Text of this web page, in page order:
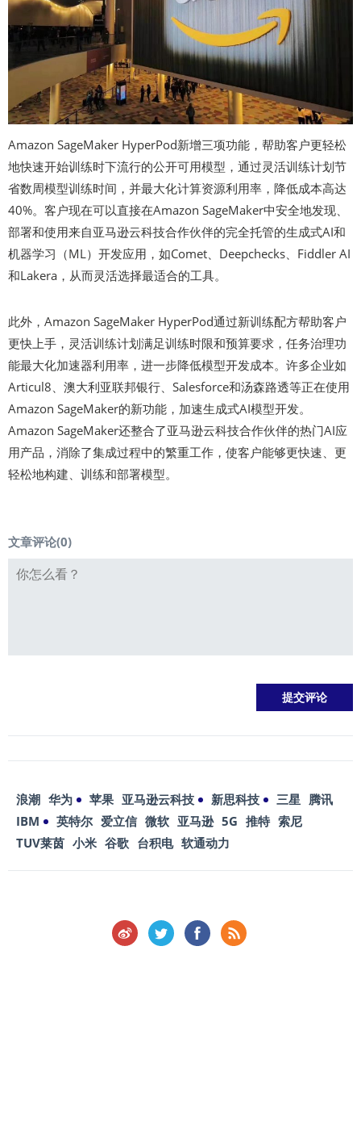
Amazon SageMaker HyperPod新增三项功能，帮助客户更轻松
地快速开始训练时下流行的公开可用模型，通过灵活训练计划节
省数周模型训练时间，并最大化计算资源利用率，降低成本高达
40%。客户现在可以直接在Amazon SageMaker中安全地发现、
部署和使用来自亚马逊云科技合作伙伴的完全托管的生成式AI和
机器学习（ML）开发应用，如Comet、Deepchecks、Fiddler AI
和Lakera，从而灵活选择最适合的工具。
此外，Amazon SageMaker HyperPod通过新训练配方帮助客户
更快上手，灵活训练计划满足训练时限和预算要求，任务治理功
能最大化加速器利用率，进一步降低模型开发成本。许多企业如
Articul8、澳大利亚联邦银行、Salesforce和汤森路透等正在使用
Amazon SageMaker的新功能，加速生成式AI模型开发。
Amazon SageMaker还整合了亚马逊云科技合作伙伴的热门AI应
用产品，消除了集成过程中的繁重工作，使客户能够更快速、更
轻松地构建、训练和部署模型。
文章评论(0)
浪潮 华为 苹果 亚马逊云科技 新思科技 三星 腾讯
IBM
英特尔 爱立信 微软 亚马逊 5G 推特 索尼
TUV莱茵 小米 谷歌 台积电 软通动力